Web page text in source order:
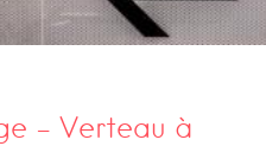
– Verteau à